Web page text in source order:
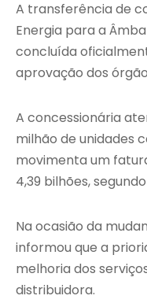
A transferência de
Energia para a
concluída
aprovação dos
A concessionária
milhão de unidades
movimenta um
4,39 bilhões,
Na ocasião da
informou que a
melhoria dos
distribuidora.